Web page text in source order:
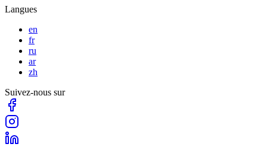
Langues
en
fr
ru
ar
zh
Suivez-nous sur